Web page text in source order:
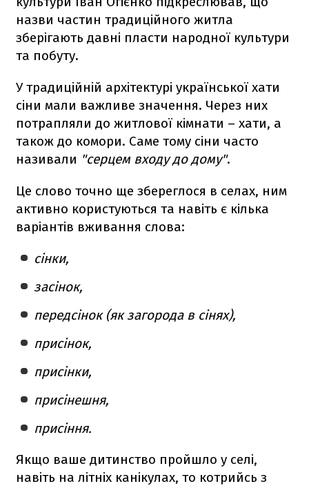
назви частин традиційного житла
зберігають давні пласти народної культури
та побуту.
У традиційній архітектурі української хати
сіни мали важливе значення. Через них
потрапляли до житлової кімнати – хати, а
також до комори. Саме тому сіни часто
називали "серцем входу до дому".
Це слово точно ще збереглося в селах, ним
активно користуються та навіть є кілька
варіантів вживання слова:
сінки,
засінок,
передсінок (як загорода в сінях),
присінок,
присінки,
присінешня,
присіння.
Якщо ваше дитинство пройшло у селі,
навіть на літніх канікулах, то котрийсь з